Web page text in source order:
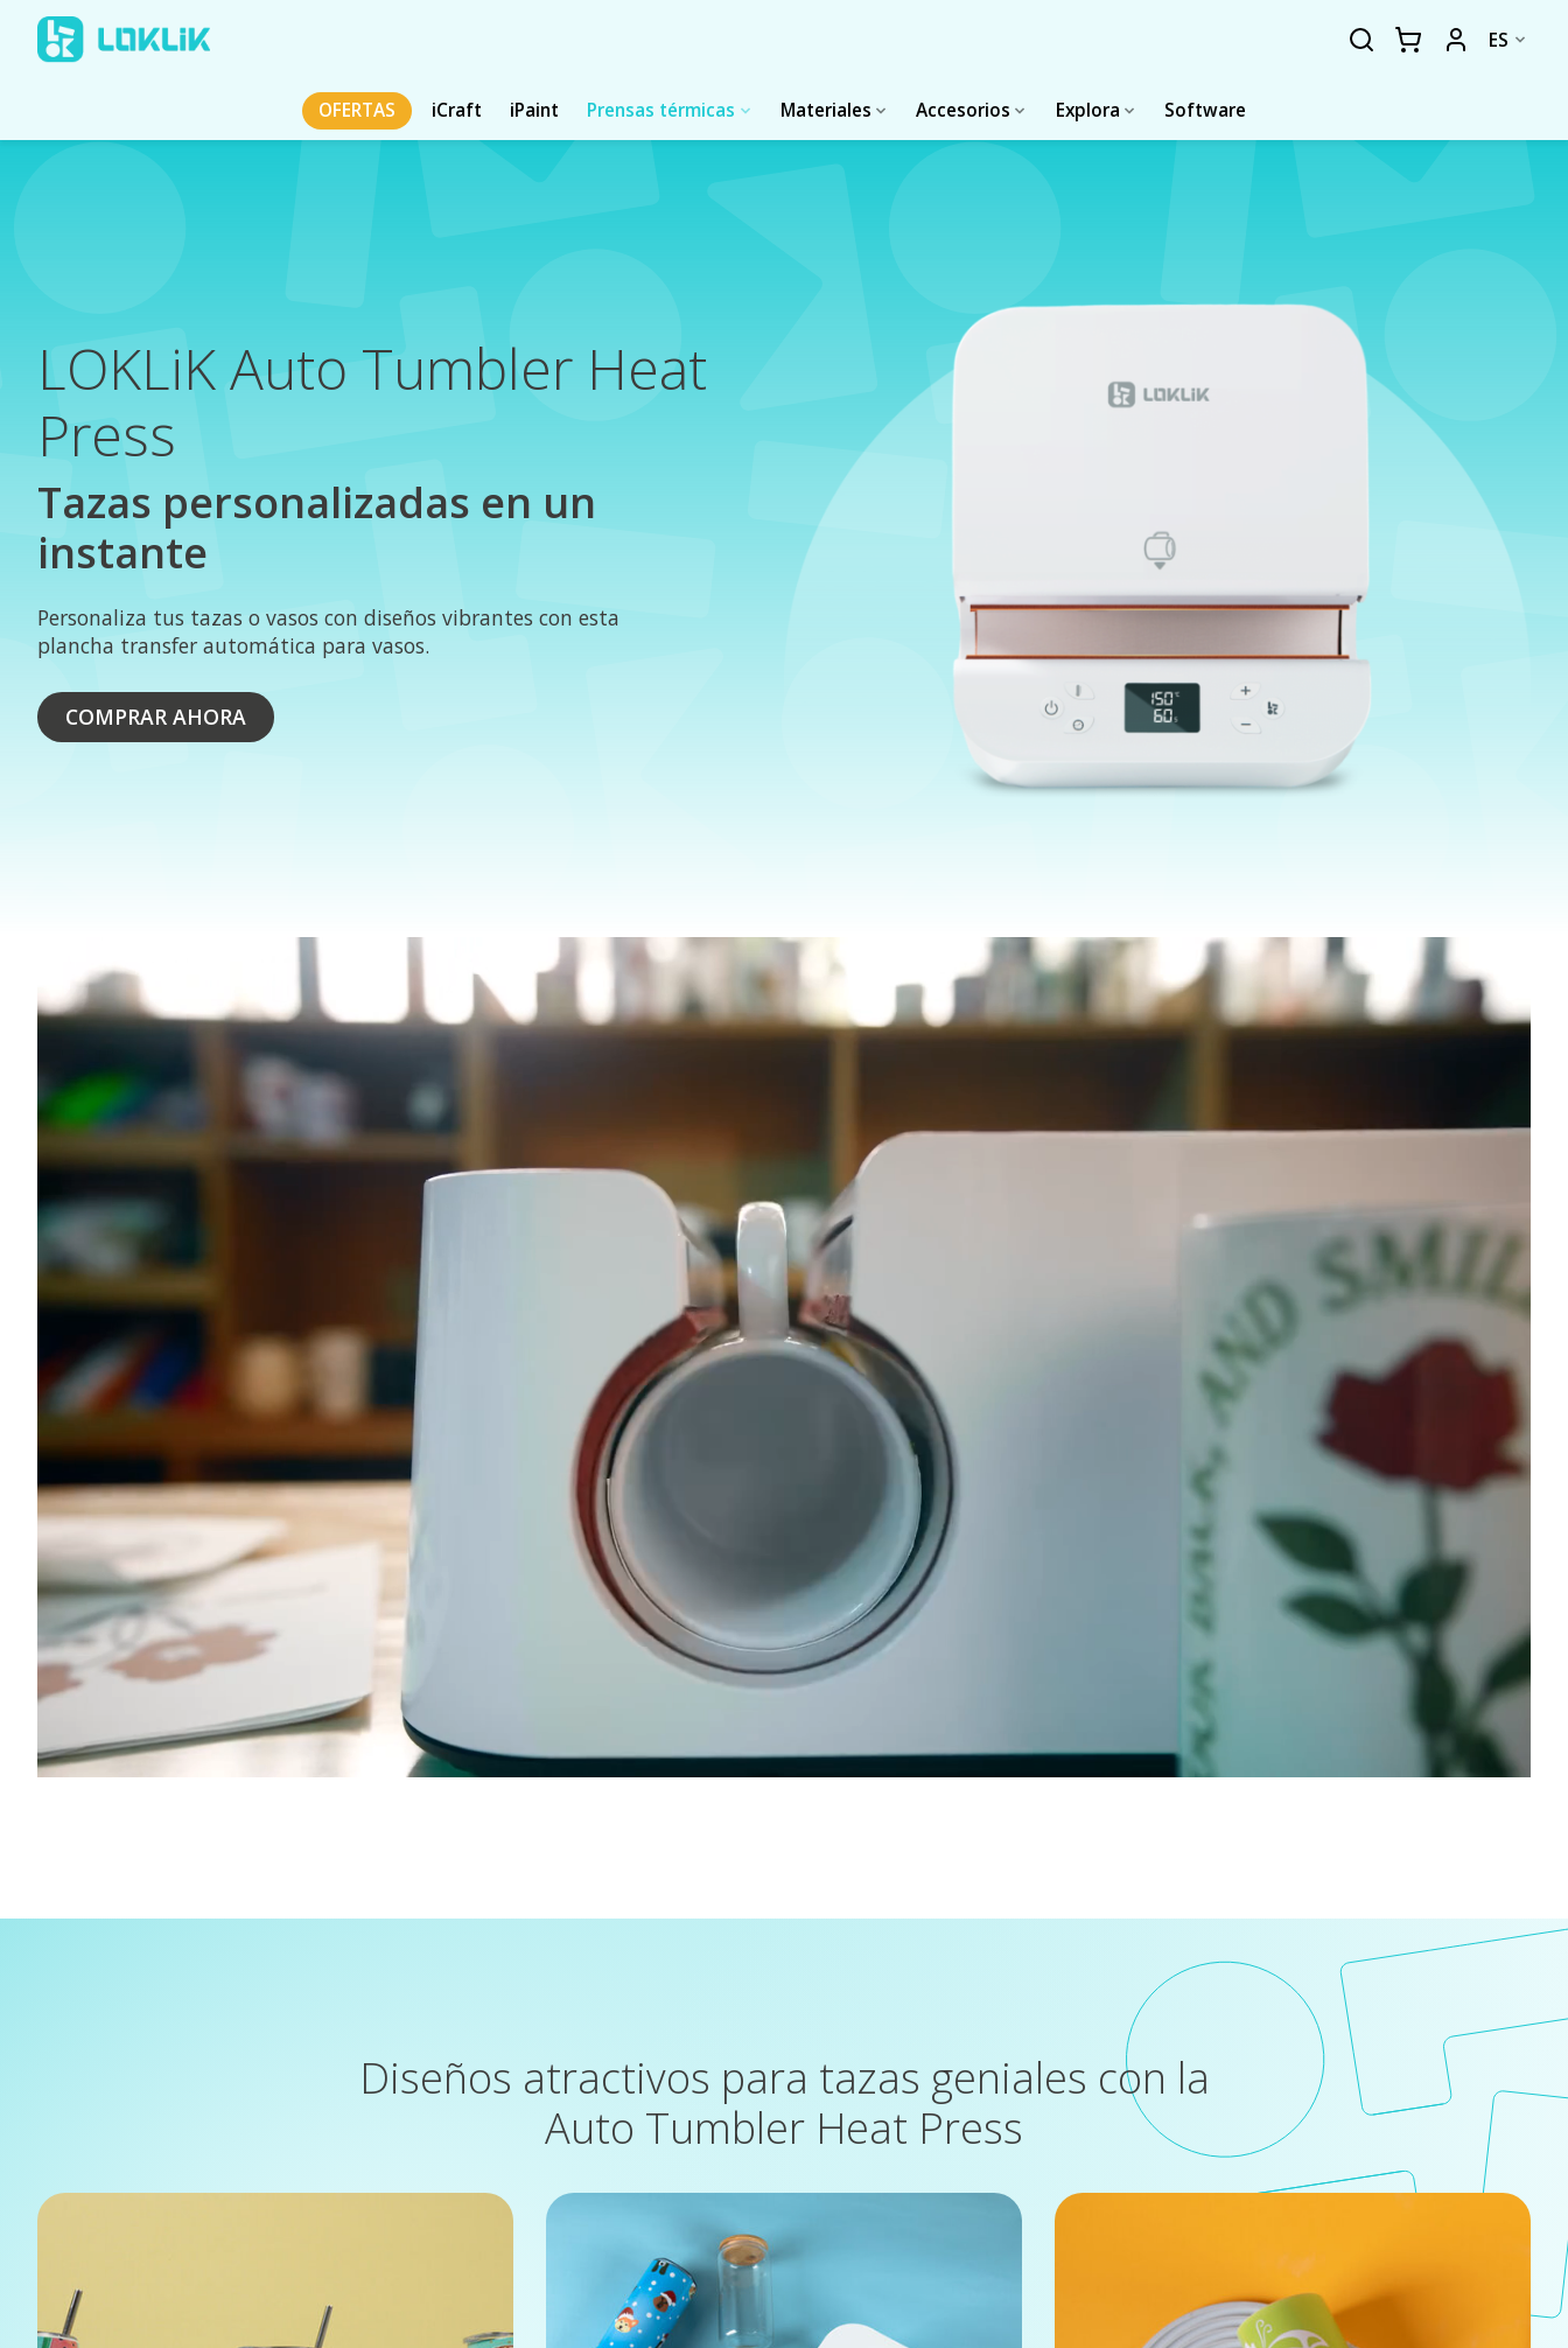
ES
OFERTAS iCraft iPaint Prensas térmicas Materiales Accesorios Explora Software
LOKLiK Auto Tumbler Heat
Press
Tazas personalizadas en un
instante
Personaliza tus tazas o vasos con diseños vibrantes con esta
plancha transfer automática para vasos.
COMPRAR AHORA
Diseños atractivos para tazas geniales con la
Auto Tumbler Heat Press